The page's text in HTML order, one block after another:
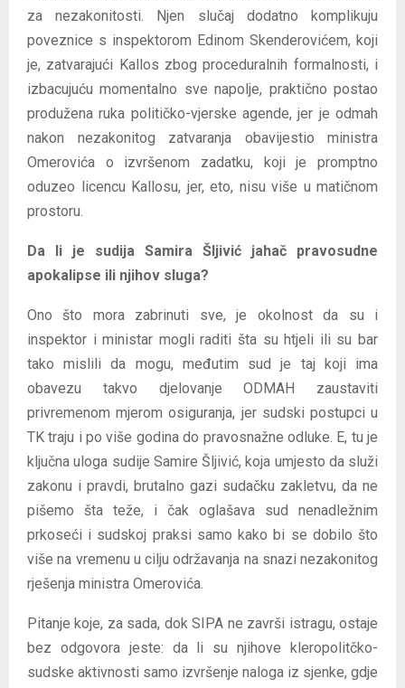
za nezakonitosti. Njen slučaj dodatno komplikuju
poveznice s inspektorom Edinom Skenderovićem, koji
je, zatvarajući Kallos zbog proceduralnih formalnosti, i
izbacujuću momentalno sve napolje, praktično postao
produžena ruka političko-vjerske agende, jer je odmah
nakon nezakonitog zatvaranja obavijestio ministra
Omerovića o izvršenom zadatku, koji je promptno
oduzeo licencu Kallosu, jer, eto, nisu više u matičnom
prostoru.
Da li je sudija Samira Šljivić jahač pravosudne
apokalipse ili njihov sluga?
Ono što mora zabrinuti sve, je okolnost da su i
inspektor i ministar mogli raditi šta su htjeli ili su bar
tako mislili da mogu, međutim sud je taj koji ima
obavezu takvo djelovanje ODMAH zaustaviti
privremenom mjerom osiguranja, jer sudski postupci u
TK traju i po više godina do pravosnažne odluke. E, tu je
ključna uloga sudije Samire Šljivić, koja umjesto da služi
zakonu i pravdi, brutalno gazi sudačku zakletvu, da ne
pišemo šta teže, i čak oglašava sud nenadležnim
prkoseći i sudskoj praksi samo kako bi se dobilo što
više na vremenu u cilju održavanja na snazi nezakonitog
rješenja ministra Omerovića.
Pitanje koje, za sada, dok SIPA ne završi istragu, ostaje
bez odgovora jeste: da li su njihove kleropolitčko-
sudske aktivnosti samo izvršenje naloga iz sjenke, gdje